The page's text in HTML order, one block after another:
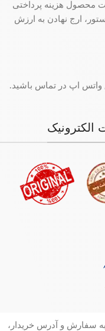
محصول هزینه پرداختی
ارج نهادن به ارزش
واتس اپ در تماس باشید.
الکترونیک
سفارش و آدرس خریدار،